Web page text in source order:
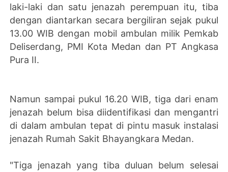
laki-laki dan satu jenazah perempuan itu, tiba
dengan diantarkan secara bergiliran sejak pukul
13.00 WIB dengan mobil ambulan milik Pemkab
Deliserdang, PMI Kota Medan dan PT Angkasa
Pura II.
Namun sampai pukul 16.20 WIB, ‎tiga dari enam
jenazah belum bisa diidentifikasi dan mengantri
di dalam ambulan tepat di pintu masuk instalasi
jenazah Rumah Sakit Bhayangkara Medan.
"Tiga jenazah yang tiba duluan belum selesai